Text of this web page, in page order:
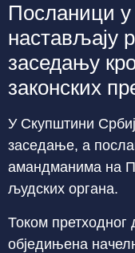
Посланици
настављају
заседању
законских
У Скупштини
заседање, а
амандманима на
људских органа.
Током
обједињена